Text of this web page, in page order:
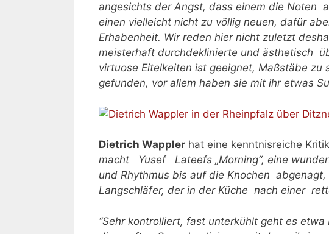
angesichts der Angst, dass einem die Noten
einen vielleicht nicht zu völlig neuen, dafür
Erhabenheit. Wir reden hier nicht zuletzt
meisterhaft durchdeklinierte und ästhetisch
virtuose Eitelkeiten ist geeignet, Maßstäbe
gefunden, vor allem haben sie mit ihr etwas
Dietrich Wappler hat eine kenntnisreiche
macht Yusef Lateefs „Morning“, eine
und Rhythmus bis auf die Knochen
Langschläfer, der in der Küche nach einer
“Sehr kontrolliert, fast unterkühlt geht es